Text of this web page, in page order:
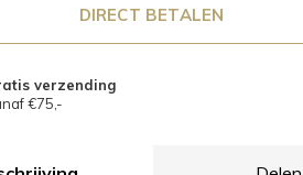
DIRECT BETALEN
verzending
€75,-